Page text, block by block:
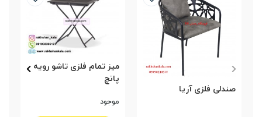
صندلی فلزی آریا
میز تمام فلزی تاشو رویه
پانچ
موجود